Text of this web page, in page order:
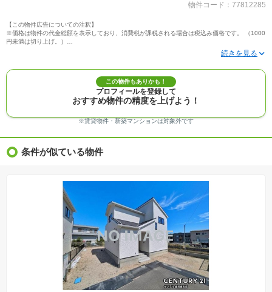
物件コード：77812285
【この物件広告についての注釈】
※価格は物件の代金総額を表示しており、消費税が課税される場合は税込み価格です。 （1000
円未満は切り上げ。）
※写真に写っている、またはパース（絵）や間取り図に描かれている家具や車などは、特にコ
※建築条件付き土地価格には、建物価格は含まれません。
※物件情報は、原則として情報提供日の２日前に最終確認した情報です。
※完成予想図はいずれも外構、植栽、外観等実際のものとは多少異なることがあります。
※モデルルーム・モデルハウス・展示場・ショールームの画像の場合、今回販売の物件と異な
※ＣＧ合成の画像の場合、実際とは多少異なる場合があります。
※物件特徴：販売戸数が複数の物件は、全ての住戸に該当しない項目もあります。
※価格更新：物件価格が変更された日から１週間表示されます。
※建築条件土地の情報内に掲載されている、建物プラン例は、土地購入者の設計プランの参考
の一例であって、プランの採用可否は任意です。
※土地（建築条件なし）で「建物プラン例」が表記してある時、そのプラン例は特定の建築請
負会社によるもので、当該建築請負会社以外で建てた場合、同様のものが同価格で建てられる
とは限りません。また建築請負会社を特定するものではありません。
※建築条件付き土地とは、その土地に建築する建物の建築請負契約が、一定期間内に成立する
ことを条件として売買される土地のことをいいます。建築請負契約成立に向けて設計プランを
協議するため、土地購入者が自己の希望する建物の設計協議をするために必要な相当の期間の
交渉期間が設定され、その期間内で希望を満たすプランが実現できたかどうかにより結論を出
します。なお、この期間は概ね3ヶ月程度とされています。納得のいくプランが出来ず、建築請
負契約が成立しない場合、土地売買契約は白紙に戻り、土地契約にかかった代金（土地代金、
手付金など）は名目のいかんに関わらず、全て返却されます。
※課税対象物件の「価格」や「費用等」は消費税込みの「総額表示」で統一しています。
この物件もありかも！
プロフィールを登録して
おすすめ物件の精度を上げよう！
※賃貸物件・新築マンションは対象外です
条件が似ている物件